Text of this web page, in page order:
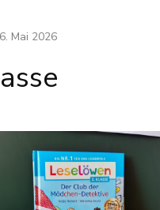
Mai 2026